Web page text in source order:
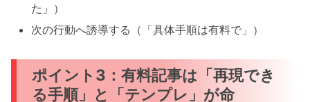
た」）
次の行動へ誘導する（「具体手順は有料で」）
ポイント3：有料記事は「再現でき
る手順」と「テンプレ」が命